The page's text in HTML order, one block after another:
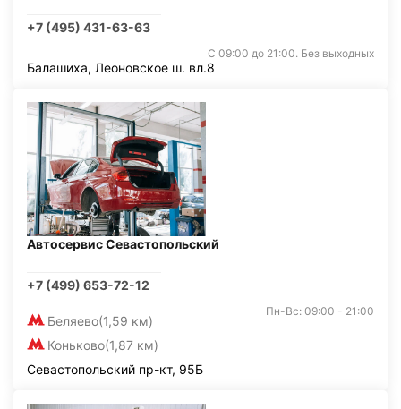
+7 (495) 431-63-63
С 09:00 до 21:00. Без выходных
Балашиха, Леоновское ш. вл.8
Автосервис Севастопольский
+7 (499) 653-72-12
Беляево(1,59 км)
Коньково(1,87 км)
Пн-Вс: 09:00 - 21:00
Севастопольский пр-кт, 95Б